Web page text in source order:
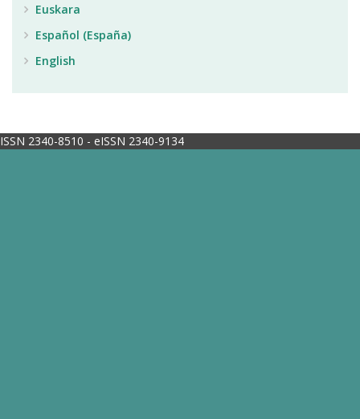
Euskara
Español (España)
English
ISSN 2340-8510 - eISSN 2340-9134